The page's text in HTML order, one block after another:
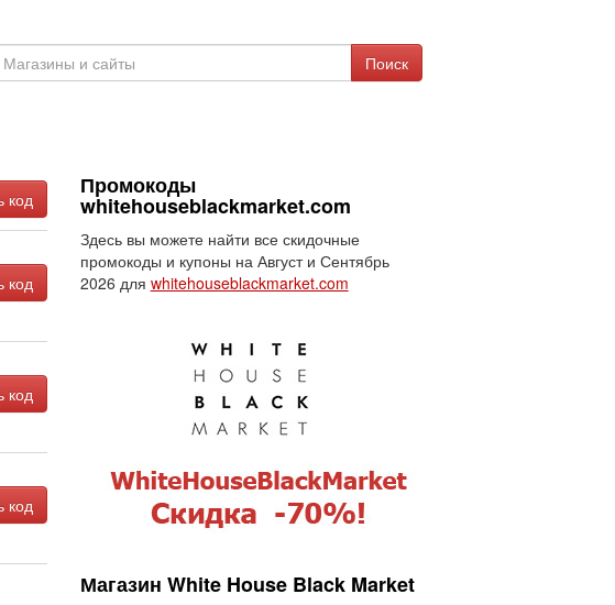
Поиск
код
код
код
код
Промокоды
whitehouseblackmarket.com
Здесь вы можете найти все скидочные
промокоды и купоны на Август и Сентябрь
2026 для whitehouseblackmarket.com
Магазин White House Black Market